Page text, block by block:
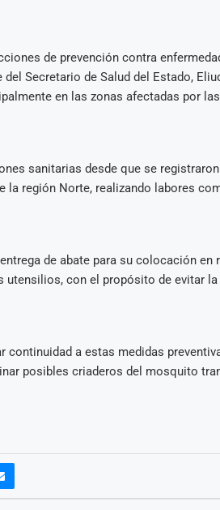
de prevención contra
Secretario de Salud del Estado,
en las zonas afectadas por
sanitarias desde que se
la región Norte, realizando labores
de abate para su colocación en
utensilios, con el propósito de evitar
continuidad a estas medidas
posibles criaderos del mosquito